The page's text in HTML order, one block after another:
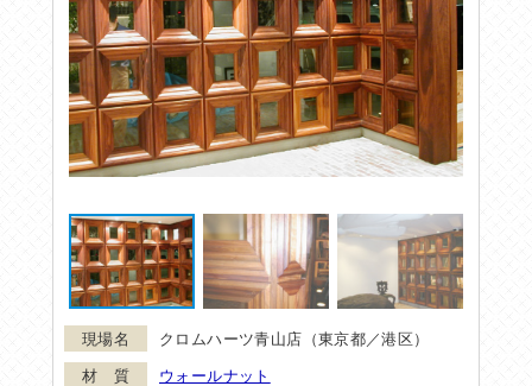
クロムハーツ青山店（東京都／港区）
ウォールナット